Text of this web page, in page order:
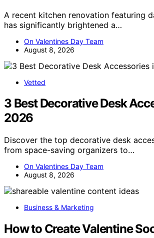
A recent kitchen renovation featuring
has significantly brightened a…
On Valentines Day Team
August 8, 2026
Vetted
3 Best Decorative Desk
2026
Discover the top decorative desk
from space-saving organizers to…
On Valentines Day Team
August 8, 2026
Business & Marketing
How to Create Valentine